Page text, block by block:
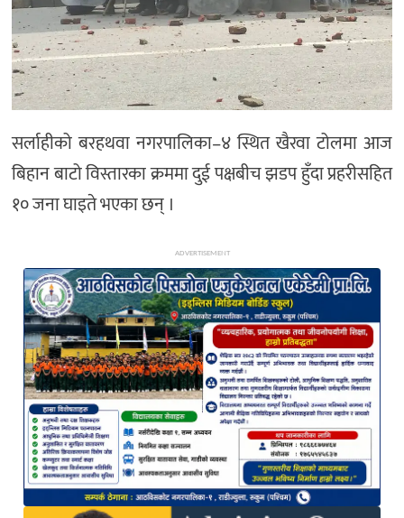
सर्लाहीको बरहथवा नगरपालिका–४ स्थित खैरवा टोलमा आज
बिहान बाटो विस्तारका क्रममा दुई पक्षबीच झडप हुँदा प्रहरीसहित
१० जना घाइते भएका छन् ।
ADVERTISEMENT